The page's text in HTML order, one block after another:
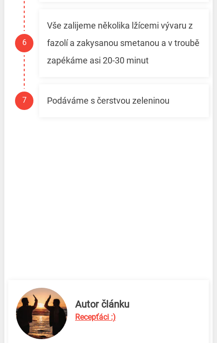
Vše zalijeme několika lžícemi vývaru z
fazolí a zakysanou smetanou a v troubě
zapékáme asi 20-30 minut
Podáváme s čerstvou zeleninou
Autor článku
Recepťáci :)